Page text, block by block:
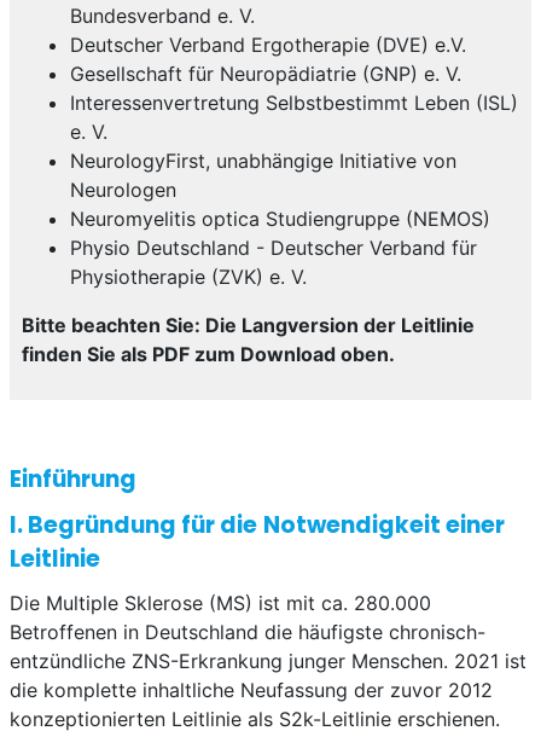
Bundesverband e. V.
Deutscher Verband Ergotherapie (DVE) e.V.
Gesellschaft für Neuropädiatrie (GNP) e. V.
Interessenvertretung Selbstbestimmt Leben (ISL)
e. V.
NeurologyFirst, unabhängige Initiative von
Neurologen
Neuromyelitis optica Studiengruppe (NEMOS)
Physio Deutschland - Deutscher Verband für
Physiotherapie (ZVK) e. V.
Bitte beachten Sie: Die Langversion der Leitlinie
finden Sie als PDF zum Download oben.
Einführung
I. Begründung für die Notwendigkeit einer
Leitlinie
Die Multiple Sklerose (MS) ist mit ca. 280.000
Betroffenen in Deutschland die häufigste chronisch-
entzündliche ZNS-Erkrankung junger Menschen. 2021 ist
die komplette inhaltliche Neufassung der zuvor 2012
konzeptionierten Leitlinie als S2k-Leitlinie erschienen.